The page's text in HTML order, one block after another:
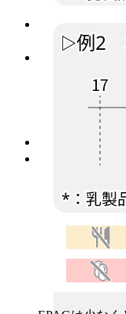
を確認した上
奨されている
するスケジュ
食事の前後2時
制酸剤､ 乳製
間および服用